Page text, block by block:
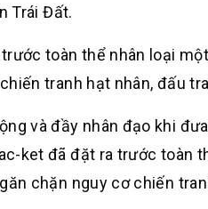
Trái Đất.
toàn thể nhân loại
tranh hạt nhân, đấu
và đầy nhân đạo khi
ket đã đặt ra trước toàn
chặn nguy cơ chiến